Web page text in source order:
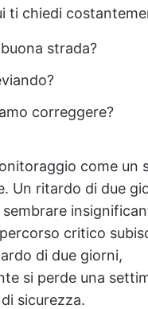
ti chiedi
strada?
correggere?
come un
Un ritardo di due
critico
di due giorni,
si perde una
sicurezza.